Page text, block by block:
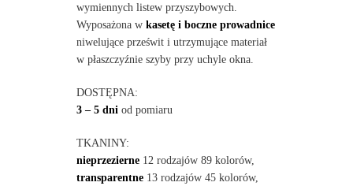
wymiennych listew przyszybowych.
Wyposażona w kasetę i boczne prowadnice
niwelujące prześwit i utrzymujące materiał
w płaszczyźnie szyby przy uchyle okna.
DOSTĘPNA:
3 – 5 dni od pomiaru
TKANINY:
nieprzezierne12 rodzajów 89 kolorów,
transparentne13 rodzajów 45 kolorów,